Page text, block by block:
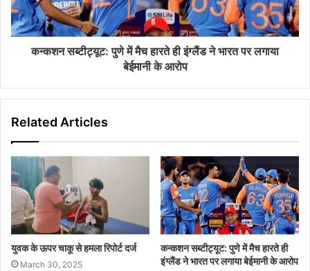
कन्कशन सब्टीट्यूट: पुणे में मैच हारते ही इंग्लैंड ने भारत पर लगाया
बेईमानी के आरोप
Related Articles
युवक के ऊपर चाकू से हमला रिपोर्ट दर्ज
March 30, 2025
कन्कशन सब्टीट्यूट: पुणे में मैच हारते ही
इंग्लैंड ने भारत पर लगाया बेईमानी के आरोप